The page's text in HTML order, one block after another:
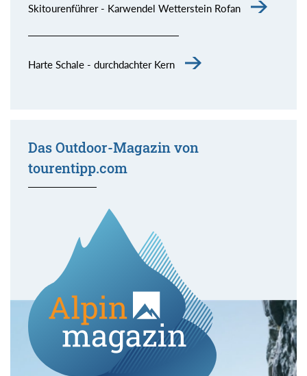
Skitourenführer - Karwendel Wetterstein Rofan
Harte Schale - durchdachter Kern
Das Outdoor-Magazin von
tourentipp.com